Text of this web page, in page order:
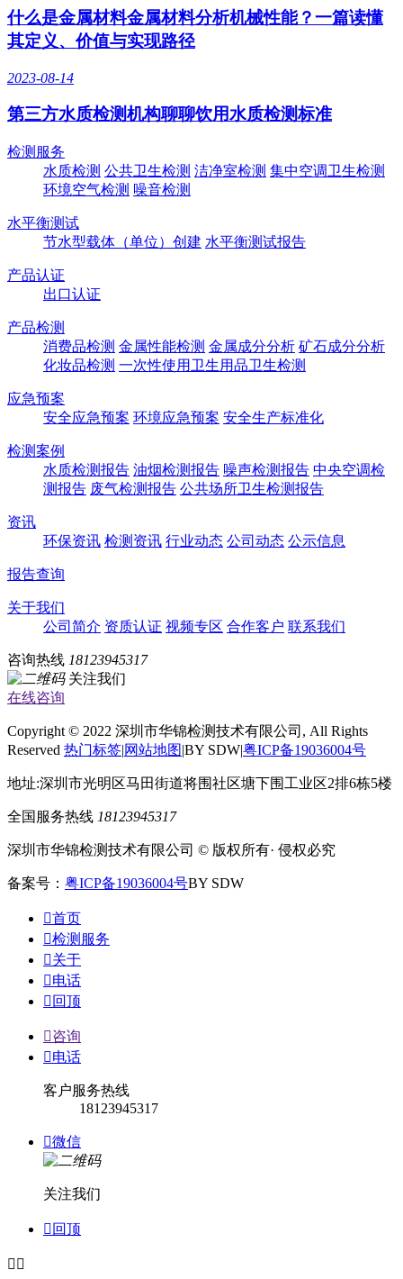
什么是金属材料金属材料分析机械性能？一篇读懂
其定义、价值与实现路径
2023-08-14
第三方水质检测机构聊聊饮用水质检测标准
检测服务
水质检测 公共卫生检测 洁净室检测 集中空调卫生检测
环境空气检测 噪音检测
水平衡测试
节水型载体（单位）创建 水平衡测试报告
产品认证
出口认证
产品检测
消费品检测 金属性能检测 金属成分分析 矿石成分分析
化妆品检测 一次性使用卫生用品卫生检测
应急预案
安全应急预案 环境应急预案 安全生产标准化
检测案例
水质检测报告 油烟检测报告 噪声检测报告 中央空调检
测报告 废气检测报告 公共场所卫生检测报告
资讯
环保资讯 检测资讯 行业动态 公司动态 公示信息
报告查询
关于我们
公司简介 资质认证 视频专区 合作客户 联系我们
咨询热线 18123945317
关注我们
在线咨询
Copyright © 2022 深圳市华锦检测技术有限公司, All Rights
Reserved 热门标签|网站地图|BY SDW|粤ICP备19036004号
地址:深圳市光明区马田街道将围社区塘下围工业区2排6栋5楼
全国服务热线 18123945317
深圳市华锦检测技术有限公司 © 版权所有· 侵权必究
备案号： 粤ICP备19036004号BY SDW
首页
检测服务
关于
电话
 回顶
咨询
电话
客户服务热线
18123945317
微信
关注我们
 回顶
 